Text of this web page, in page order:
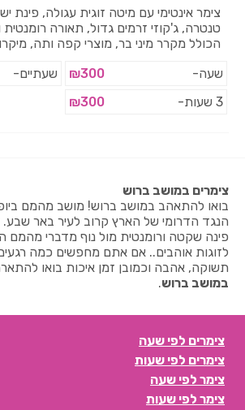
צימר אינטימי עם מיטה זוגית עגולה, פינת
טנטרה, ג'קוזי זרמים גדול, תאורה רומנטית
הכולל מקרר מיני בר, מוצרי קפה ותה,
שעה-
₪300 שעתיים-
3 שעות-
₪300
צימרים במושב ברוש
בואו להתאהב במושב ברוש! מושב מהמם
הנגד הדרומי של הארץ קרוב לעיר באר
פינה שקטה ורומנטית מול נוף מדברי מהמם
לזוגות אוהבים.. אם אתם מחפשים כמה
תשוקה, אהבה וכמובן זמן איכות בואו
במושב ברוש.
צימרים לפי שעה
צימרים לפי שעות
צימר לפי שעה
צימר לפי שעות